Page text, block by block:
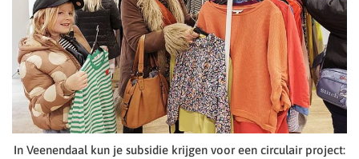
In Veenendaal kun je subsidie krijgen voor een circulair project: